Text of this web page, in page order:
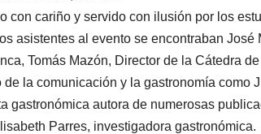
con cariño y servido con ilusión por los
asistentes al evento se encontraban José
Tomás Mazón, Director de la Cátedra
la comunicación y la gastronomía como
gastronómica autora de numerosas
Parres, investigadora gastronómica.